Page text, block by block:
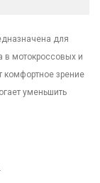
для
в мотокроссовых и
комфортное зрение
уменьшить